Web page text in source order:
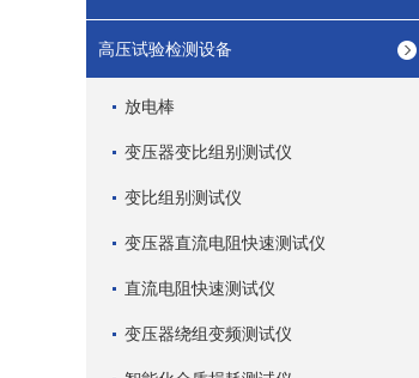
高压试验检测设备
放电棒
变压器变比组别测试仪
变比组别测试仪
变压器直流电阻快速测试仪
直流电阻快速测试仪
变压器绕组变频测试仪